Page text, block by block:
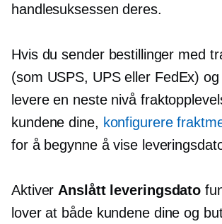
handlesuksessen deres.
Hvis du sender bestillinger med
(som USPS, UPS eller FedEx)
levere en neste nivå
kundene dine, konfigurere
for å begynne å vise
Aktiver Anslått leveringsdato
lover at både kundene dine og